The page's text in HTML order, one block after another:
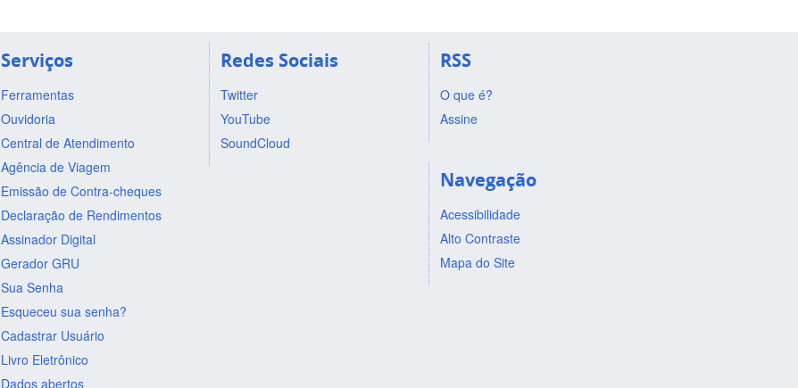
Serviços
Ferramentas
Ouvidoria
Central de Atendimento
Agência de Viagem
Emissão de Contra-cheques
Declaração de Rendimentos
Assinador Digital
Gerador GRU
Sua Senha
Esqueceu sua senha?
Cadastrar Usuário
Livro Eletrônico
Dados abertos
Redes Sociais
Twitter
YouTube
SoundCloud
RSS
O que é?
Assine
Navegação
Acessibilidade
Alto Contraste
Mapa do Site